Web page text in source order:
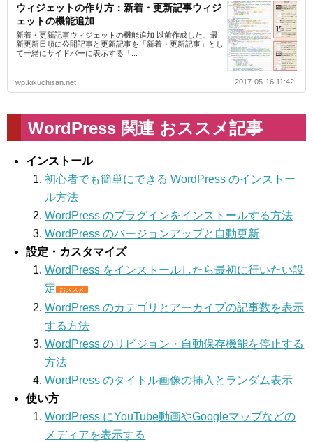
ウィジェットの作り方：新着・更新記事ウィジ
ェットの機能追加
新着・更新記事ウィジェットの機能追加 以前作成した、最
新更新日順に公開記事と更新記事を「新着・更新記事」とし
て一緒にサイドバーに表示する「...
wp.kikuchisan.net 2017-05-16 11:42
WordPress 関連 おススメ記事
インストール
初心者でも簡単にできる WordPress のインストー
ル方法
WordPress のプラグインをインストールする方法
WordPress のバージョンアップと自動更新
設定・カスタマイズ
WordPress をインストールしたら最初に行いたい設
定 おススメ
WordPress のカテゴリとアーカイブの記事数を表示
する方法
WordPress のリビジョン・自動保存機能を停止する
方法
WordPress のタイトル画像の挿入とランダム表示
使い方
WordPress にYouTube動画やGoogleマップなどの
メディアを表示する